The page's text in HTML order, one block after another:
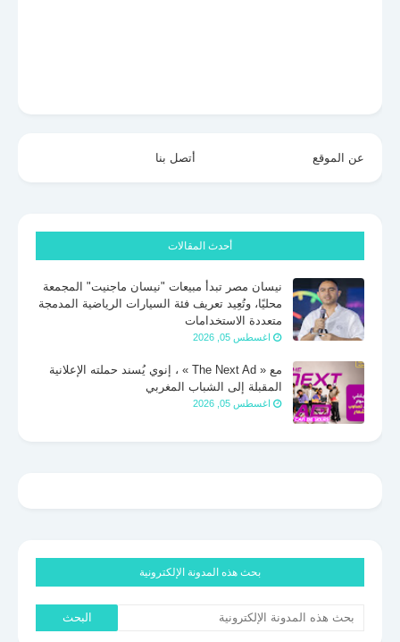
عن الموقع أتصل بنا
أحدث المقالات
نيسان مصر تبدأ مبيعات "نيسان ماجنيت" المجمعة
محليًا، وتُعِيد تعريف فئة السيارات الرياضية المدمجة
متعددة الاستخدامات
اغسطس 05, 2026
مع « The Next Ad » ، إنوي يُسند حملته الإعلانية
المقبلة إلى الشباب المغربي
اغسطس 05, 2026
بحث هذه المدونة الإلكترونية